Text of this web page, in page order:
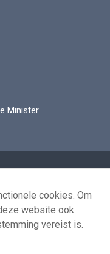
Minister
cookies. Om
website ook
vereist is.